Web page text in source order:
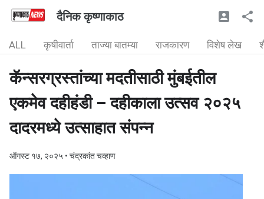
दैनिक कृष्णाकाठ
ALL कृषीवार्ता ताज्या बातम्या राजकारण विशेष लेख
कॅन्सरग्रस्तांच्या मदतीसाठी मुंबईतील
एकमेव दहीहंडी – दहीकाला उत्सव २०२५
दादरमध्ये उत्साहात संपन्न
ऑगस्ट १७, २०२५ • चंद्रकांत चव्हाण